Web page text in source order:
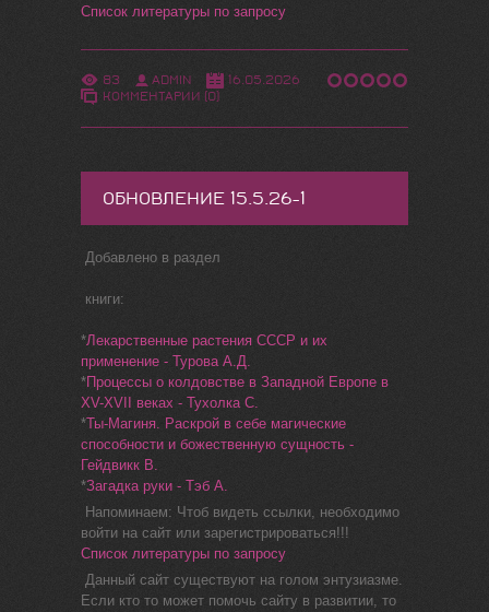
Список литературы по запросу
83 ADMIN
16.05.2026
КОММЕНТАРИИ (0)
ОБНОВЛЕНИЕ 15.5.26-1
Добавлено в раздел
книги:
*Лекарственные растения СССР и их
применение - Турова А.Д.
*Процессы о колдовстве в Западной Европе в
XV-XVII веках - Тухолка С.
*Ты-Магиня. Раскрой в себе магические
способности и божественную сущность -
Гейдвикк В.
*Загадка руки - Тэб А.
Напоминаем: Чтоб видеть ссылки, необходимо
войти на сайт или зарегистрироваться!!!
Список литературы по запросу
Данный сайт существуют на голом энтузиазме.
Если кто то может помочь сайту в развитии, то